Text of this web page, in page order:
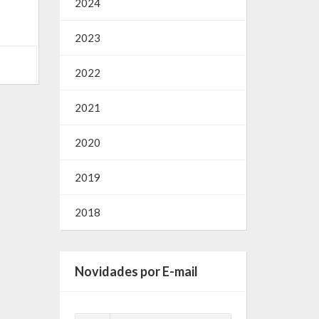
2024
2023
2022
2021
2020
2019
2018
Novidades por E-mail